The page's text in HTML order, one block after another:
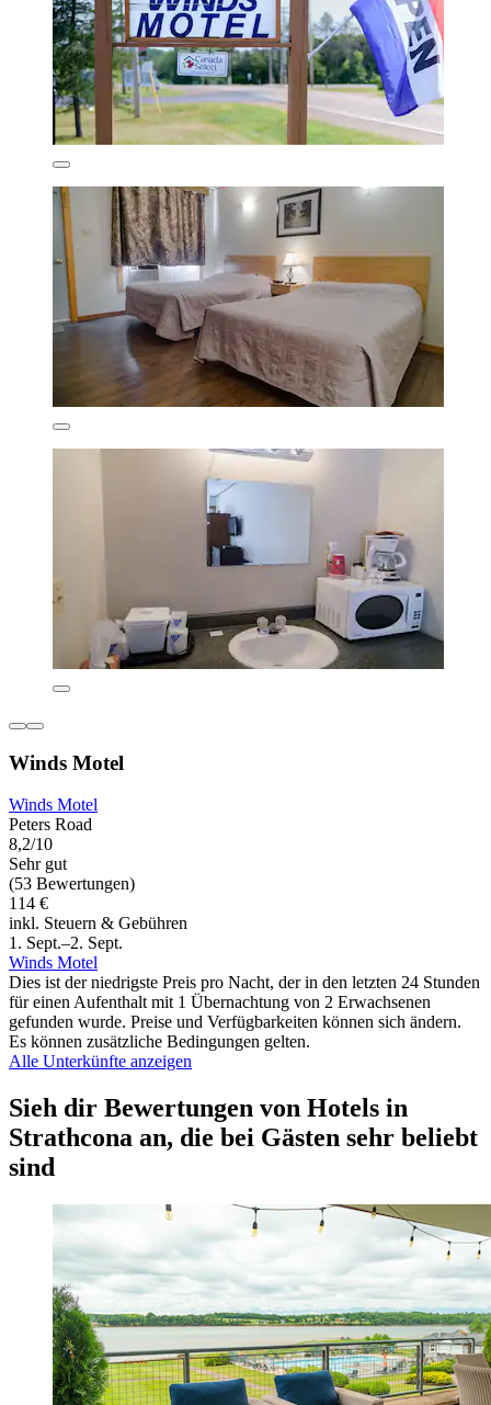
Winds Motel
Winds Motel
Peters Road
8,2/10
Sehr gut
(53 Bewertungen)
114 €
inkl. Steuern & Gebühren
1. Sept.–2. Sept.
Winds Motel
Dies ist der niedrigste Preis pro Nacht, der in den letzten 24 Stunden
für einen Aufenthalt mit 1 Übernachtung von 2 Erwachsenen
gefunden wurde. Preise und Verfügbarkeiten können sich ändern.
Es können zusätzliche Bedingungen gelten.
Alle Unterkünfte anzeigen
Sieh dir Bewertungen von Hotels in
Strathcona an, die bei Gästen sehr beliebt
sind